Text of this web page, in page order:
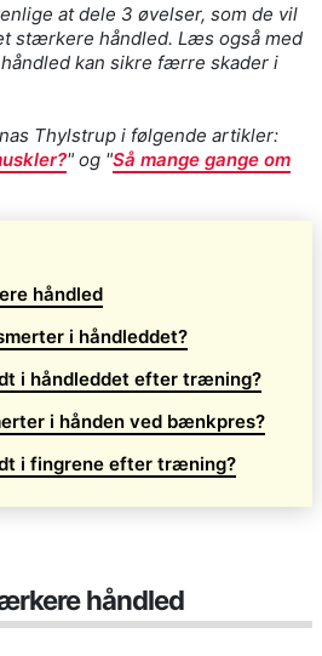
at dele 3 øvelser, som de vil
stærkere håndled. Læs også med
kan sikre færre skader i
Thylstrup i følgende artikler:
" og "Så mange gange om
håndled
i håndleddet?
i håndleddet efter træning?
i hånden ved bænkpres?
i fingrene efter træning?
håndled